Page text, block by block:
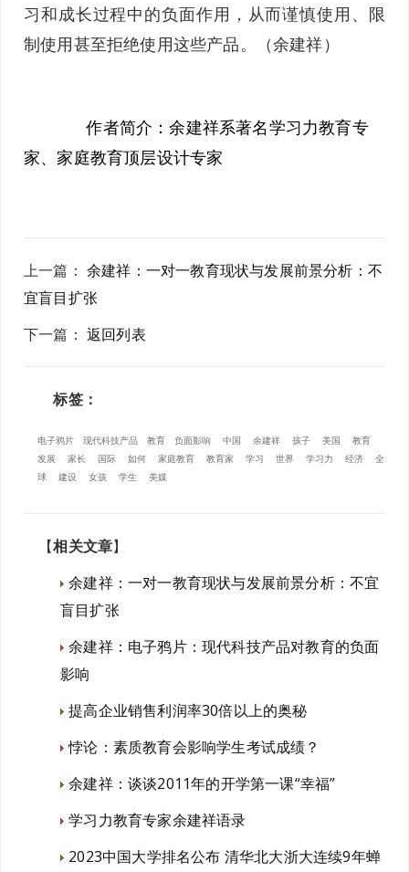
习和成长过程中的负面作用，从而谨慎使用、限
制使用甚至拒绝使用这些产品。（余建祥）
作者简介：余建祥系著名学习力教育专
家、家庭教育顶层设计专家
上一篇 ：余建祥：一对一教育现状与发展前景分析：不
宜盲目扩张
下一篇 ：返回列表
标签：
电子鸦片 现代科技产品 教育 负面影响 中国 余建祥 孩子 美国
教育
发展
家长 国际 如何 家庭教育 教育家 学习 世界 学习力 经济
全
球
建设 女孩 学生 美媒
【相关文章】
余建祥：一对一教育现状与发展前景分析：不宜
盲目扩张
余建祥：电子鸦片：现代科技产品对教育的负面
影响
提高企业销售利润率30倍以上的奥秘
悖论：素质教育会影响学生考试成绩？
余建祥：谈谈2011年的开学第一课“幸福”
学习力教育专家余建祥语录
2023中国大学排名公布 清华北大浙大连续9年蝉